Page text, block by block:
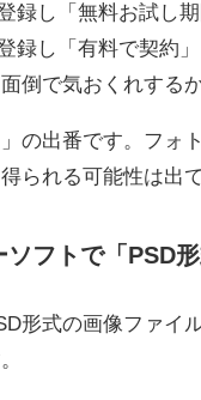
録し「無料お試し
録し「有料で契約
倒で気おくれする
の出番です。フォ
られる可能性は出
ソフトで「PSD
形式の画像ファイ